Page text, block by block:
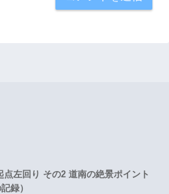
左回り その2 道南の絶景ポイント
録）